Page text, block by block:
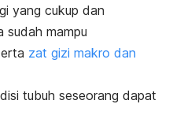
yang cukup dan
sudah mampu
zat gizi makro dan
tubuh seseorang dapat